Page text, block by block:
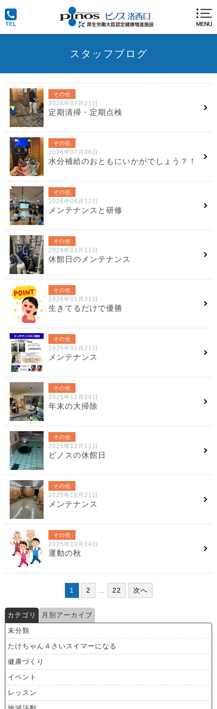
スタッフブログ
その他
2026年07月21日
定期清掃・定期点検
その他
2026年07月06日
水分補給のおともにいかがでしょう？！
その他
2026年06月12日
メンテナンスと研修
その他
2026年03月11日
休館日のメンテナンス
その他
2026年01月31日
生きてるだけで優勝
その他
2026年01月21日
メンテナンス
その他
2025年12月29日
年末の大掃除
その他
2025年12月13日
ピノスの休館日
その他
2025年10月21日
メンテナンス
その他
2025年10月14日
運動の秋
1 2 22 次へ
カテゴリ
月別アーカイブ
未分類
たけちゃん４さいスイマーになる
健康づくり
イベント
レッスン